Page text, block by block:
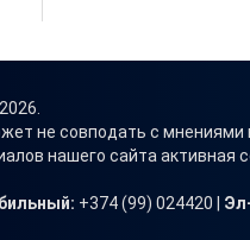
не совподать с
нашего сайта активная
+374 (99) 024420 |